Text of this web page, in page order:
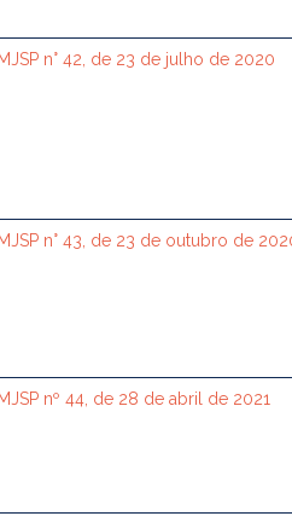
n° 42, de 23 de julho de 2020
n° 43, de 23 de outubro de
nº 44, de 28 de abril de 2021